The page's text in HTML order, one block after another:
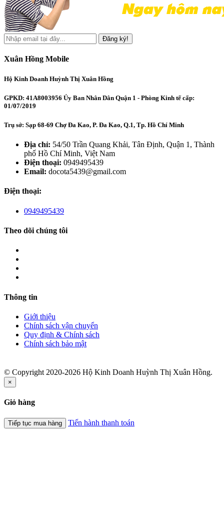
Đăng ký!
Xuân Hồng Mobile
Hộ Kinh Doanh Huỳnh Thị Xuân Hồng
GPKD: 41A8003956 Ủy Ban Nhân Dân Quận 1 - Phòng Kinh tế cấp:
01/07/2019
Trụ sở: Sạp 68-69 Chợ Đa Kao, P. Đa Kao, Q.1, Tp. Hồ Chí Minh
Địa chỉ: 54/50 Trần Quang Khải, Tân Định, Quận 1, Thành
phố Hồ Chí Minh, Việt Nam
Điện thoại: 0949495439
Email: docota5439@gmail.com
Điện thoại:
0949495439
Theo dõi chúng tôi
Thông tin
Giới thiệu
Chính sách vận chuyển
Quy định & Chính sách
Chính sách bảo mật
© Copyright 2020-2026 Hộ Kinh Doanh Huỳnh Thị Xuân Hồng.
×
Giỏ hàng
Tiếp tục mua hàng Tiến hành thanh toán